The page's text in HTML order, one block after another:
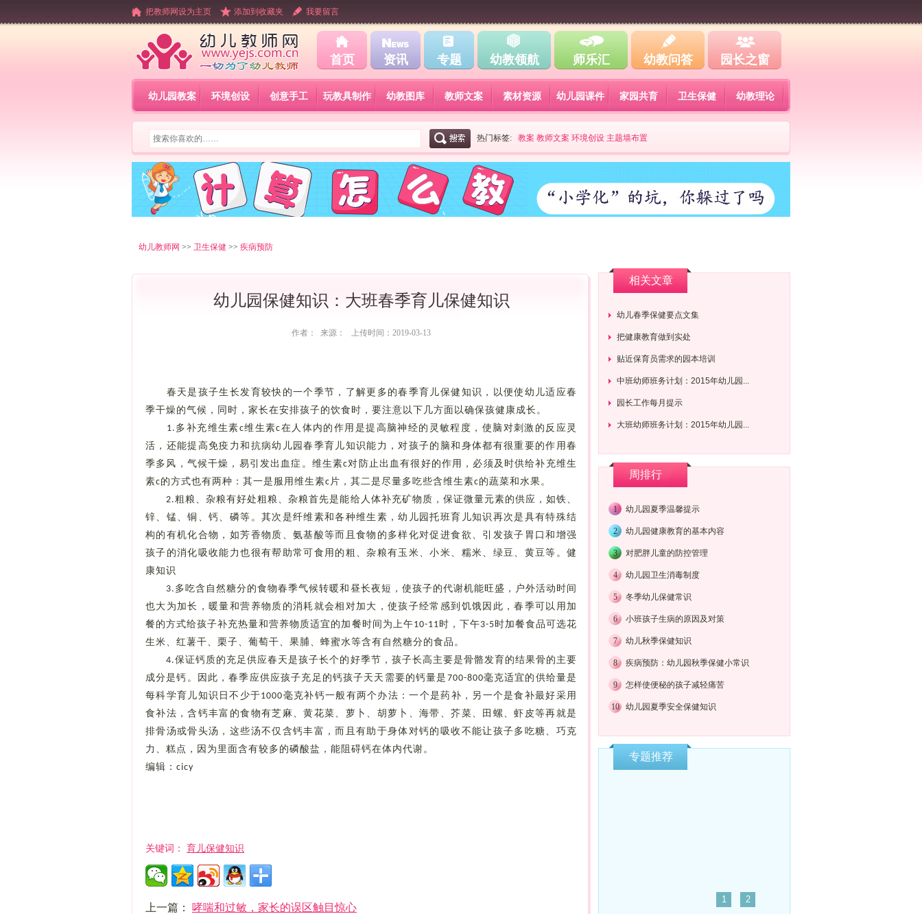
把教师网设为主页 添加到收藏夹 我要留言
首页 资讯 专题 幼教领航 师乐汇 幼教问答 园长之窗
幼儿园教案 环境创设 创意手工 玩教具制作 幼教图库 教师文案 素材资源 幼儿园课件 家园共育 卫生保健 幼教理论
热门标签: 教案 教师文案 环境创设 主题墙布置
幼儿教师网 >> 卫生保健 >> 疾病预防
幼儿园保健知识：大班春季育儿保健知识
作者： 来源： 上传时间：2019-03-13
春天是孩子生长发育较快的一个季节，了解更多的春季育儿保健知识，以便使幼儿适应春
季干燥的气候，同时，家长在安排孩子的饮食时，要注意以下几方面以确保孩健康成长。
1. 多补充维生素c维生素c在人体内的作用是提高脑神经的灵敏程度，使脑对刺激的反应灵
活，还能提高免疫力和抗病幼儿园春季育儿知识能力，对孩子的脑和身体都有很重要的作用春
季多风，气候干燥，易引发出血症。维生素c对防止出血有很好的作用，必须及时供给补充维生
素c的方式也有两种：其一是服用维生素c 片，其二是尽量多吃些含维生素c的蔬菜和水果。
2.粗粮、杂粮有好处粗粮、杂粮首先是能给人体补充矿物质，保证微量元素的供应，如铁、
锌、锰、铜、钙、磷等。其次是纤维素和各种维生素，幼儿园托班育儿知识再次是具有特殊结
构的有机化合物，如芳香物质、氨基酸等而且食物的多样化对促进食欲、引发孩子胃口和增强
孩子的消化吸收能力也很有帮助常可食用的粗、杂粮有玉米、小米、糯米、绿豆、黄豆等。健
康知识
3. 多吃含自然糖分的食物春季气候转暖和昼长夜短，使孩子的代谢机能旺盛，户外活动时间
也大为加长，暖量和营养物质的消耗就会相对加大，使孩子经常感到饥饿因此，春季可以用加
餐的方式给孩子补充热量和营养物质适宜的加餐时间为上午10-11时，下午3-5时加餐食品可选花
生米、红薯干、栗子、葡萄干、果脯、蜂蜜水等含有自然糖分的食品。
4.保证钙质的充足供应春天是孩子长个的好季节，孩子长高主要是骨骼发育的结果骨的主要
成分是钙。因此，春季应供应孩子充足的钙孩子天天需要的钙量是 700-800毫克适宜的供给量是
每科学育儿知识日不少于1000毫克补钙一般有两个办法：一个是药补，另一个是食补最好采用
食补法，含钙丰富的食物有芝麻、黄花菜、萝卜、胡萝卜、海带、芥菜、田螺、虾皮等再就是
排骨汤或骨头汤，这些汤不仅含钙丰富，而且有助于身体对钙的吸收不能让孩子多吃糖、巧克
力、糕点，因为里面含有较多的磷酸盐，能阻碍钙在体内代谢。
编辑： cicy
关键词： 育儿保健知识
上一篇： 哮喘和过敏，家长的误区触目惊心
相关文章
幼儿春季保健要点文集
把健康教育做到实处
贴近保育员需求的园本培训
中班幼师班务计划：2015年幼儿园...
园长工作每月提示
大班幼师班务计划：2015年幼儿园...
周排行
1 幼儿园夏季温馨提示
2 幼儿园健康教育的基本内容
3 对肥胖儿童的防控管理
4 幼儿园卫生消毒制度
5 冬季幼儿保健常识
6 小班孩子生病的原因及对策
7 幼儿秋季保健知识
8 疾病预防：幼儿园秋季保健小常识
9 怎样使便秘的孩子减轻痛苦
10 幼儿园夏季安全保健知识
专题推荐
1 2